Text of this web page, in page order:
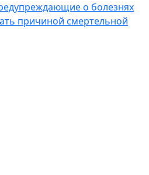
о болезнях
причиной смертельной